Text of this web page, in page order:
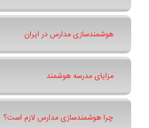
هوشمندسازی مدارس در ایران
مزایای مدرسه هوشمند
چرا هوشمندسازی مدارس لازم است؟